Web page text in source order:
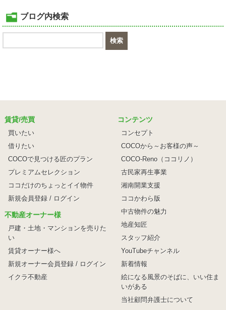
ブログ内検索
賃貸/売買
買いたい
借りたい
COCOで見つける匠のプラン
プレミアムセレクション
ココだけのちょっとイイ物件
新規会員登録 / ログイン
不動産オーナー様
戸建・土地・マンションを売りた
い
賃貸オーナー様へ
新規オーナー会員登録 / ログイン
イクラ不動産
コンテンツ
コンセプト
COCOから～お客様の声～
COCO-Reno（ココリノ）
古民家再生事業
湘南開業支援
ココかわら版
中古物件の魅力
地産知匠
スタッフ紹介
YouTubeチャンネル
新着情報
絵になる風景のそばに、 いい住ま
いがある
当社顧問弁護士について